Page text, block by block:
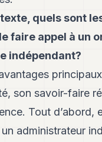
quels sont
faire appel à un
indépendant?
son savoir-faire
Tout d’abord,
administrateur